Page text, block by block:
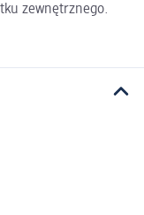
zewnętrznego.